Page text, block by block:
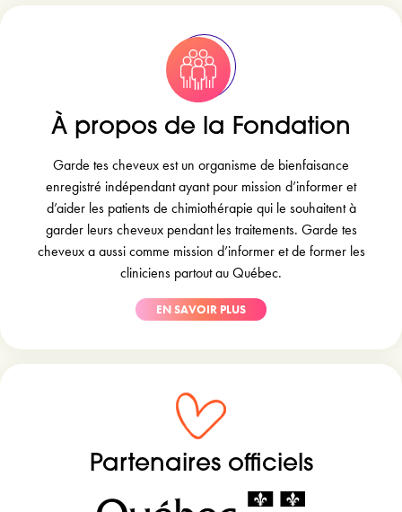
À propos de la Fondation
Garde tes cheveux est un organisme de bienfaisance
enregistré indépendant ayant pour mission d’informer et
d’aider les patients de chimiothérapie qui le souhaitent à
garder leurs cheveux pendant les traitements. Garde tes
cheveux a aussi comme mission d’informer et de former les
cliniciens partout au Québec.
EN SAVOIR PLUS
Partenaires officiels